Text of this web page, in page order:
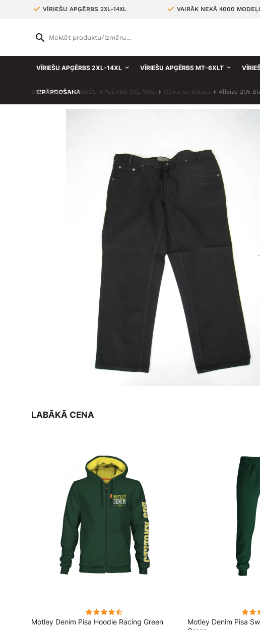
VĪRIEŠU APĢĒRBS 2XL-14XL VAIRĀK NEKĀ 4000
VĪRIEŠU APĢĒRBS 2XL-14XL VĪRIEŠU APĢĒRBS MT-6XLT
IZPĀRDOŠANA
Sākumlapa VĪRIEŠU APĢĒRBS 2XL-14XL Džinsi un bikses Allsize 205
LABĀKĀ CENA
Motley Denim Pisa Hoodie Racing Green
Motley Denim Pisa